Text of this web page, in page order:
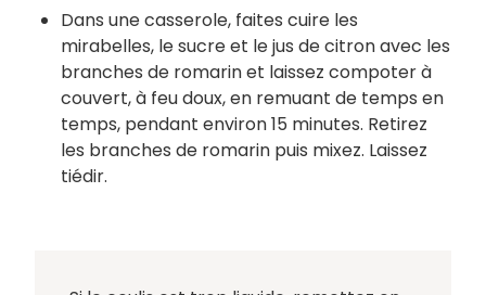
Dans une casserole, faites cuire les
mirabelles, le sucre et le jus de citron avec les
branches de romarin et laissez compoter à
couvert, à feu doux, en remuant de temps en
temps, pendant environ 15 minutes. Retirez
les branches de romarin puis mixez. Laissez
tiédir.